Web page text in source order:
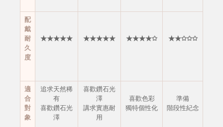
配
戴
耐
久
度
★★★★★ ★★★★★ ★★★★✩ ★★✩✩✩
適
合
對
象
追求天然稀
有
喜歡鑽石光
澤
喜歡鑽石光
澤
講求實惠耐
用
喜歡色彩
獨特個性化
準備
階段性紀念